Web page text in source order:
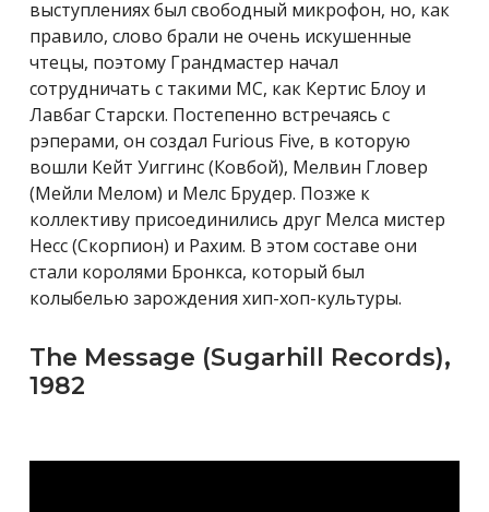
выступлениях был свободный микрофон, но, как
правило, слово брали не очень искушенные
чтецы, поэтому Грандмастер начал
сотрудничать с такими МС, как Кертис Блоу и
Лавбаг Старски. Постепенно встречаясь с
рэперами, он создал Furious Five, в которую
вошли Кейт Уиггинс (Ковбой), Мелвин Гловер
(Мейли Мелом) и Мелс Брудер. Позже к
коллективу присоединились друг Мелса мистер
Несс (Скорпион) и Рахим. В этом составе они
стали королями Бронкса, который был
колыбелью зарождения хип-хоп-культуры.
The Message (Sugarhill Records),
1982